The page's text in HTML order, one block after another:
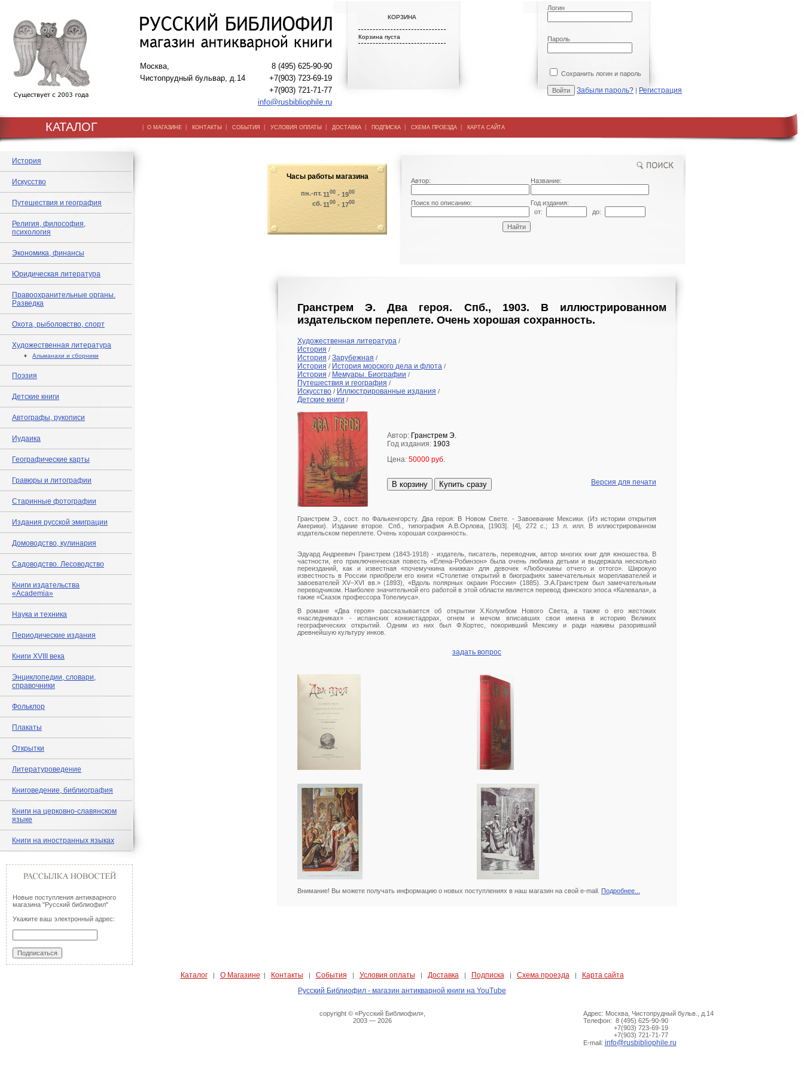
Москва,
Чистопрудный бульвар, д.14
8 (495) 625-90-90
+7(903) 723-69-19
+7(903) 721-71-77
info@rusbibliophile.ru
КОРЗИНА
Корзина пуста
Логин
Пароль
Сохранить логин и пароль
Забыли пароль? | Регистрация
КАТАЛОГ | О МАГАЗИНЕ | КОНТАКТЫ | СОБЫТИЯ | УСЛОВИЯ ОПЛАТЫ | ДОСТАВКА | ПОДПИСКА | СХЕМА ПРОЕЗДА | КАРТА САЙТА
История
Искусство
Путешествия и география
Религия, философия,
психология
Экономика, финансы
Юридическая литература
Правоохранительные органы.
Разведка
Охота, рыболовство, спорт
Художественная литература
♦ Альманахи и сборники
Поэзия
Детские книги
Автографы, рукописи
Иудаика
Географические карты
Гравюры и литографии
Старинные фотографии
Издания русской эмиграции
Домоводство, кулинария
Садоводство. Лесоводство
Книги издательства
«Academia»
Наука и техника
Периодические издания
Книги XVIII века
Энциклопедии, словари,
справочники
Фольклор
Плакаты
Открытки
Литературоведение
Книговедение, библиография
Книги на церковно-славянском
языке
Книги на иностранных языках
Новые поступления антикварного
магазина "Русский библиофил"
Укажите ваш электронный адрес:
Часы работы магазина
пн.-пт.1100 - 1900
сб.1100 - 1700
Автор: Название:
Поиск по описанию:
Год издания:
от:
до:
Гранстрем Э. Два героя. Спб., 1903. В иллюстрированном
издательском переплете. Очень хорошая сохранность.
Художественная литература /
История /
История / Зарубежная /
История / История морского дела и флота /
История / Мемуары. Биографии /
Путешествия и география /
Искусство / Иллюстрированные издания /
Детские книги /
Автор: Гранстрем Э.
Год издания: 1903
Цена: 50000 руб.
В корзину Купить сразу Версия для печати
Гранстрем Э., сост. по Фалькенгорсту. Два героя: В Новом Свете. - Завоевание Мексики. (Из истории открытия
Америки). Издание второе. Спб., типография А.В.Орлова, [1903]. [4], 272 с.; 13 л. илл. В иллюстрированном
издательском переплете. Очень хорошая сохранность.
Эдуард Андреевич Гранстрем (1843-1918) - издатель, писатель, переводчик, автор многих книг для юношества. В
частности, его приключенческая повесть «Елена-Робинзон» была очень любима детьми и выдержала несколько
переизданий, как и известная «почемучкина книжка» для девочек «Любочкины отчего и оттого». Широкую
известность в России приобрели его книги «Столетие открытий в биографиях замечательных мореплавателей и
завоевателей XV–XVI вв.» (1893), «Вдоль полярных окраин России» (1885). Э.А.Гранстрем был замечательным
переводчиком. Наиболее значительной его работой в этой области является перевод финского эпоса «Калевала», а
также «Сказок профессора Топелиуса».
В романе «Два героя» рассказывается об открытии Х.Колумбом Нового Света, а также о его жестоких
«наследниках» - испанских конкистадорах, огнем и мечом вписавших свои имена в историю Великих
географических открытий. Одним из них был Ф.Кортес, покоривший Мексику и ради наживы разоривший
древнейшую культуру инков.
задать вопрос
Внимание! Вы можете получать информацию о новых поступлениях в наш магазин на свой e-mail. Подробнее...
Каталог| О Магазине | Контакты | События | Условия оплаты | Доставка | Подписка | Схема проезда |
Карта сайта
Русский Библиофил - магазин антикварной книги на YouTube
copyright © «Русский Библиофил»,
2003 — 2026
Адрес: Москва, Чистопрудный бульв., д.14
Телефон: 8 (495) 625-90-90
+7(903) 723-69-19
+7(903) 721-71-77
E-mail: info@rusbibliophile.ru